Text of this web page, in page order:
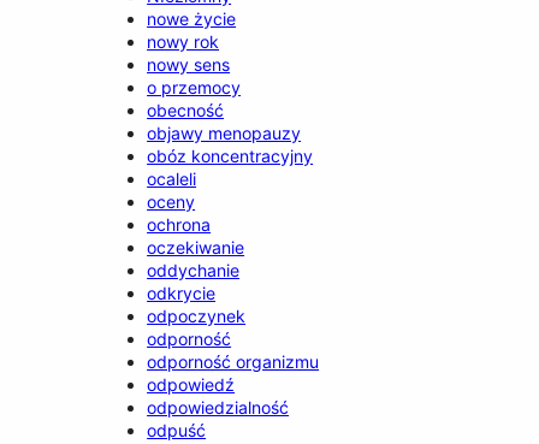
nowe życie
nowy rok
nowy sens
o przemocy
obecność
objawy menopauzy
obóz koncentracyjny
ocaleli
oceny
ochrona
oczekiwanie
oddychanie
odkrycie
odpoczynek
odporność
odporność organizmu
odpowiedź
odpowiedzialność
odpuść